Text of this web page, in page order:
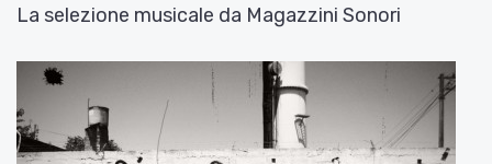
La selezione musicale da Magazzini Sonori